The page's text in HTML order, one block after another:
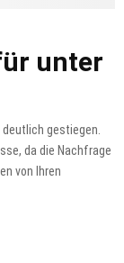
unter
gestiegen.
da die Nachfrage
von Ihren